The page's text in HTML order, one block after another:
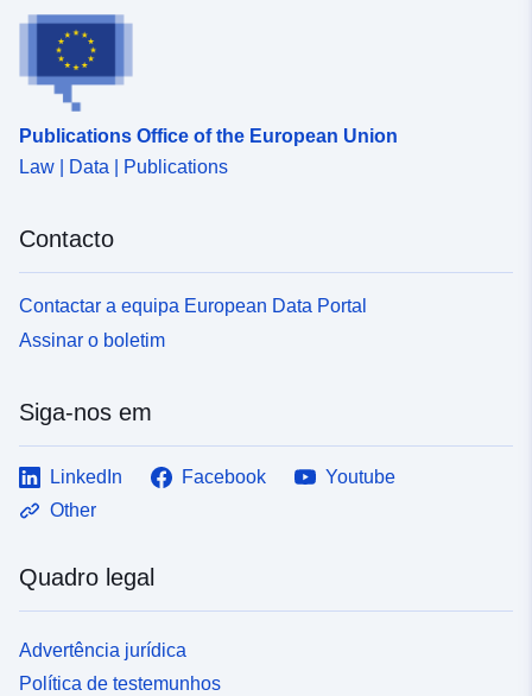
Publications Office of the European Union
Law | Data | Publications
Contacto
Contactar a equipa European Data Portal
Assinar o boletim
Siga-nos em
LinkedIn Facebook
Youtube
Other
Quadro legal
Advertência jurídica
Política de testemunhos